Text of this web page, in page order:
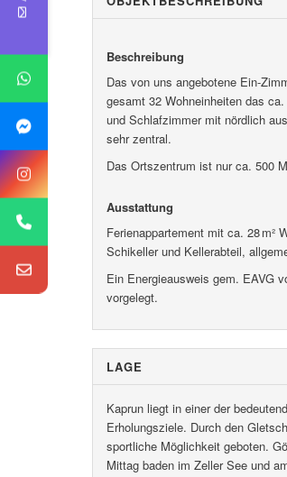
Beschreibung
Das von uns angebotene Ein-
gesamt 32 Wohneinheiten das
und Schlafzimmer mit nördlich
sehr zentral.
Das Ortszentrum ist nur ca. 500
Ausstattung
Ferienappartement mit ca. 28
Schikeller und Kellerabteil,
Ein Energieausweis gem. EAVG
vorgelegt.
LAGE
Kaprun liegt in einer der
Erholungsziele. Durch den
sportliche Möglichkeit geboten.
Mittag baden im Zeller See und